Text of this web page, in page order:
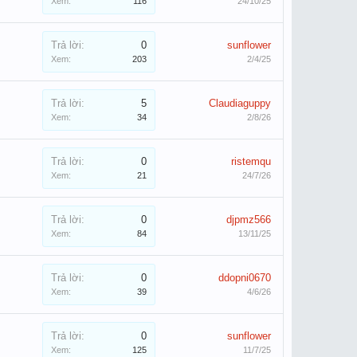
Trả lời: 0
Xem: 203
sunflower
2/4/25
Trả lời: 5
Xem: 34
Claudiaguppy
2/8/26
Trả lời: 0
Xem: 21
ristemqu
24/7/26
Trả lời: 0
Xem: 84
djpmz566
13/11/25
Trả lời: 0
Xem: 39
ddopni0670
4/6/26
Trả lời: 0
Xem: 125
sunflower
11/7/25